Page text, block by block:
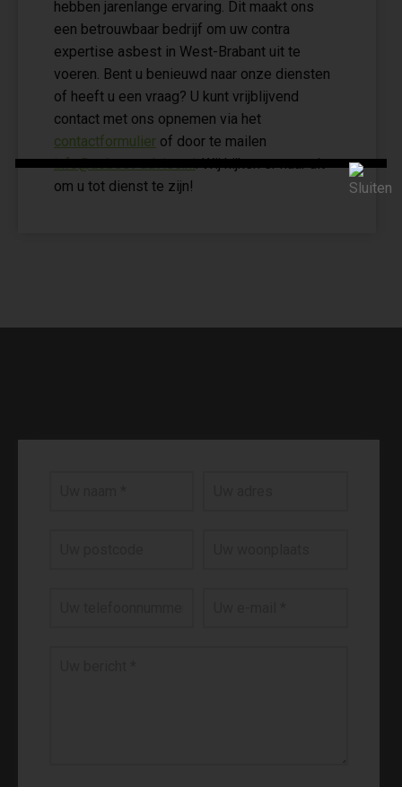
hebben jarenlange ervaring. Dit maakt ons
een betrouwbaar bedrijf om uw contra
expertise asbest in West-Brabant uit te
voeren. Bent u benieuwd naar onze diensten
of heeft u een vraag? U kunt vrijblijvend
contact met ons opnemen via het
contactformulier of door te mailen
info@asbest-advies.nl. Wij kijken er naar uit
om u tot dienst te zijn!